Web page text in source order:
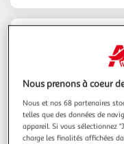
Espace
Nous prenons à coeur
Nous et nos 68 partenaires
telles que des données de
appareil. Si vous sélectionnez
charge les finalités affichées